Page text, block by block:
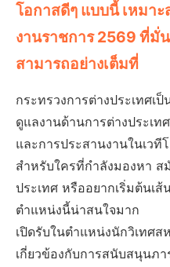
โอกาสดีๆ แบบนี้ เหมา
งานราชการ 2569 ที่มั่
สามารถอย่างเต็มที่
กระทรวงการต่างประเทศเ
ดูแลงานด้านการต่างประเ
และการประสานงานในเวที
สำหรับใครที่กำลังมองหา ส
ประเทศ หรืออยากเริ่มต้นเส้
ตำแหน่งนี้น่าสนใจมาก
เปิดรับในตำแหน่งนักวิเทศ
เกี่ยวข้องกับการสนับสนุนภ